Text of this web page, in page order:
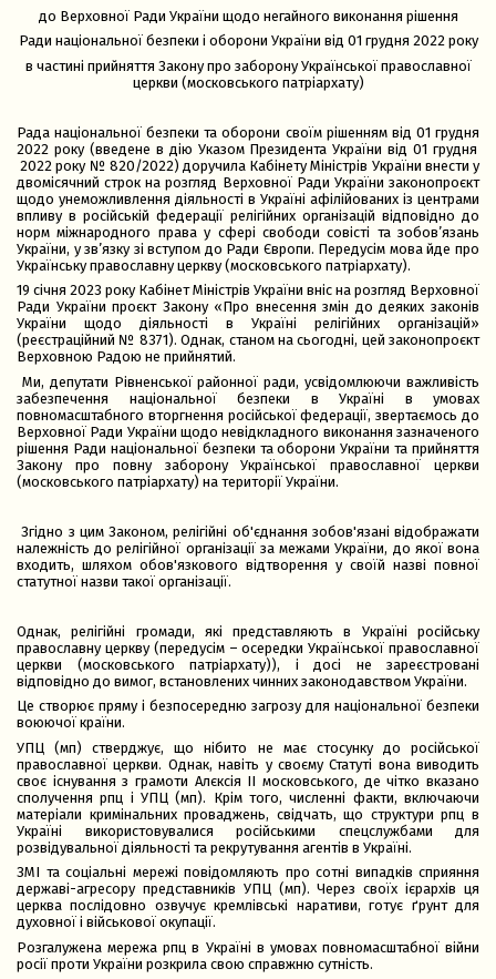
до Верховної Ради України щодо негайного виконання рішення
Ради національної безпеки і оборони України від 01 грудня 2022 року
в частині прийняття Закону про заборону Української православної
церкви (московського патріархату)
Рада національної безпеки та оборони своїмрішенням від 01 грудня
2022 року (введене в дію Указом Президента України від 01 грудня
2022 року № 820/2022) доручила Кабінету Міністрів України внести у
двомісячний строк на розгляд Верховної Ради України законопроєкт
щодо унеможливлення діяльності в Україні афілійованих із центрами
впливу в російській федерації релігійних організацій відповідно до
норм міжнародного права у сфері свободи совісті та зобов’язань
України, у зв’язку зі вступом до Ради Європи. Передусім мова йде про
Українську православну церкву (московського патріархату).
19 січня 2023 року Кабінет Міністрів України вніс на розгляд Верховної
Ради України проєкт Закону «Про внесення змін до деяких законів
України щодо діяльності в Україні релігійних організацій»
(реєстраційний № 8371). Однак, станом на сьогодні, цей законопроєкт
Верховною Радою не прийнятий.
Ми, депутати Рівненської районної ради, усвідомлюючи важливість
забезпечення національної безпеки в Україні в умовах
повномасштабного вторгнення російської федерації, звертаємось до
Верховної Ради України щодо невідкладного виконання зазначеного
рішення Ради національної безпеки та оборони України та прийняття
Закону про повну заборону Української православної церкви
(московського патріархату) на території України.
Згідно з цим Законом, релігійні об'єднання зобов'язані відображати
належність до релігійної організації за межами України, до якої вона
входить, шляхом обов'язкового відтворення у своїй назві повної
статутної назви такої організації.
Однак, релігійні громади, які представляють в Україні російську
православну церкву (передусім – осередки Української православної
церкви (московського патріархату)), і досі не зареєстровані
відповідно до вимог, встановлених чинних законодавством України.
Це створює пряму і безпосередню загрозу для національної безпеки
воюючої країни.
УПЦ (мп) стверджує, що нібито не має стосунку до російської
православної церкви. Однак, навіть у своєму Статуті вона виводить
своє існування з грамоти Алєксія ІІ московського, де чітко вказано
сполучення рпц і УПЦ (мп). Крім того, численні факти, включаючи
матеріали кримінальних проваджень, свідчать, що структури рпц в
Україні використовувалися російськими спецслужбами для
розвідувальної діяльності та рекрутування агентів в Україні.
ЗМІ та соціальні мережі повідомляють про сотні випадків сприяння
державі-агресору представників УПЦ (мп). Через своїх ієрархів ця
церква послідовно озвучує кремлівські наративи, готує ґрунт для
духовної і військової окупації.
Розгалужена мережа рпц в Україні в умовах повномасштабної війни
росії проти України розкрила свою справжню сутність.